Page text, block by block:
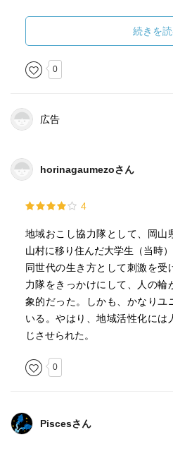
続きを
0
広告
horinagaumezoさん
4
地域おこし協力隊として、岡山
山村に移り住んだ大学生（当時）
同世代の生き方として刺激を受
力隊をきっかけにして、人の輪
象的だった。しかも、かなりユ
いる。やはり、地域活性化には
じさせられた。
0
Piscesさん